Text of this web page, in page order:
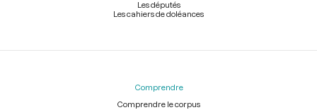
Les députés
Les cahiers de doléances
Comprendre
Comprendre le corpus